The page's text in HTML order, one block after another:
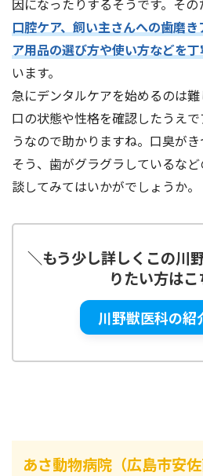
口腔ケア、飼い主さんへの歯磨
ア用品の選び方や使い方などを
います。
急にデンタルケアを始めるのは
口の状態や性格を確認したうえ
うなので助かりますね。口臭が
そう、歯がグラグラしているな
談してみてはいかがでしょうか。
＼もう少し詳しくこの川
りたい方はこ
川野獣医科の紹
あさ動物病院（広島市安佐